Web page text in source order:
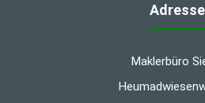
Adresse
Maklerbüro